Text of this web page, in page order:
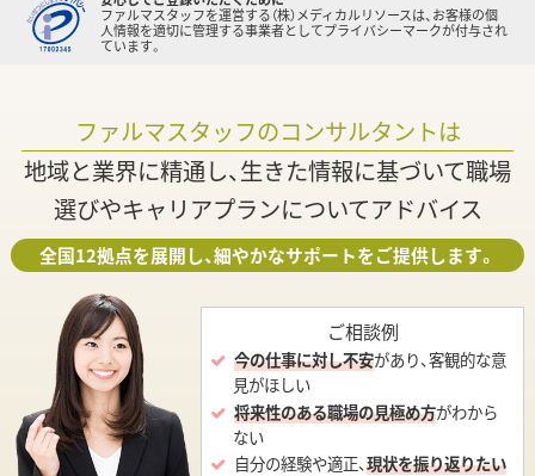
ファルマスタッフを運営する（株）メディカルリソースは、お客様の個
人情報を適切に管理する事業者としてプライバシーマークが付与され
ています。
ファルマスタッフのコンサルタントは
地域と業界に精通し、生きた情報に基づいて職場
選びやキャリアプランについてアドバイス
全国12拠点を展開し、細やかなサポートをご提供します。
ご相談例
今の仕事に対し不安があり、客観的な意
見がほしい
将来性のある職場の見極め方がわから
ない
自分の経験や適正、現状を振り返りたい